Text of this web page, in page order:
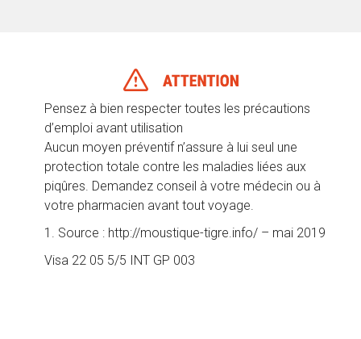
Pensez à bien respecter toutes les précautions
d’emploi avant utilisation
Aucun moyen préventif n’assure à lui seul une
protection totale contre les maladies liées aux
piqûres. Demandez conseil à votre médecin ou à
votre pharmacien avant tout voyage.
1. Source : http://moustique-tigre.info/ – mai 2019
Visa 22 05 5/5 INT GP 003